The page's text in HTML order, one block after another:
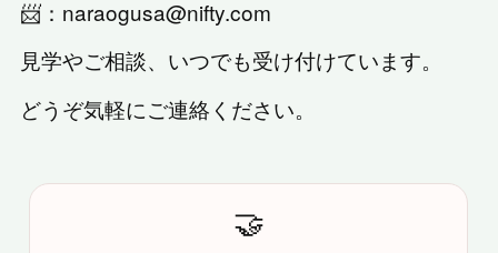
📨：naraogusa@nifty.com
見学やご相談、いつでも受け付けています。
どうぞ気軽にご連絡ください。